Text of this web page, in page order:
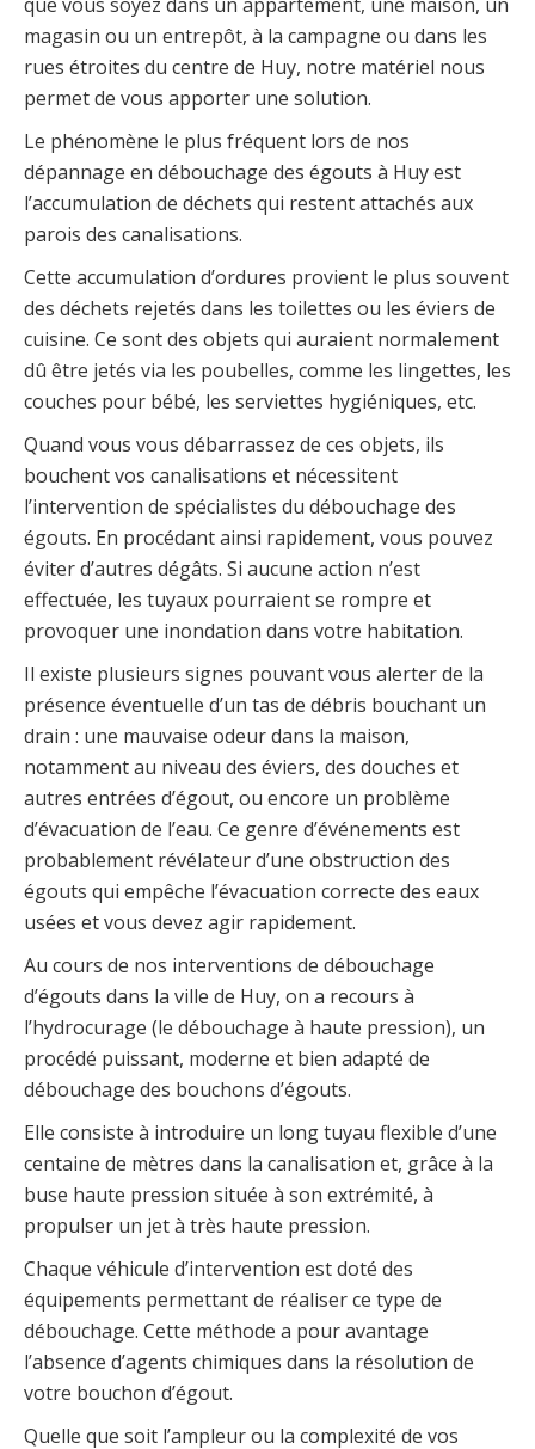
magasin ou un entrepôt, à la campagne ou dans les
rues étroites du centre de Huy, notre matériel nous
permet de vous apporter une solution.
Le phénomène le plus fréquent lors de nos
dépannage en débouchage des égouts à Huy est
l’accumulation de déchets qui restent attachés aux
parois des canalisations.
Cette accumulation d’ordures provient le plus souvent
des déchets rejetés dans les toilettes ou les éviers de
cuisine. Ce sont des objets qui auraient normalement
dû être jetés via les poubelles, comme les lingettes, les
couches pour bébé, les serviettes hygiéniques, etc.
Quand vous vous débarrassez de ces objets, ils
bouchent vos canalisations et nécessitent
l’intervention de spécialistes du débouchage des
égouts. En procédant ainsi rapidement, vous pouvez
éviter d’autres dégâts. Si aucune action n’est
effectuée, les tuyaux pourraient se rompre et
provoquer une inondation dans votre habitation.
Il existe plusieurs signes pouvant vous alerter de la
présence éventuelle d’un tas de débris bouchant un
drain : une mauvaise odeur dans la maison,
notamment au niveau des éviers, des douches et
autres entrées d’égout, ou encore un problème
d’évacuation de l’eau. Ce genre d’événements est
probablement révélateur d’une obstruction des
égouts qui empêche l’évacuation correcte des eaux
usées et vous devez agir rapidement.
Au cours de nos interventions de débouchage
d’égouts dans la ville de Huy, on a recours à
l’hydrocurage (le débouchage à haute pression), un
procédé puissant, moderne et bien adapté de
débouchage des bouchons d’égouts.
Elle consiste à introduire un long tuyau flexible d’une
centaine de mètres dans la canalisation et, grâce à la
buse haute pression située à son extrémité, à
propulser un jet à très haute pression.
Chaque véhicule d’intervention est doté des
équipements permettant de réaliser ce type de
débouchage. Cette méthode a pour avantage
l’absence d’agents chimiques dans la résolution de
votre bouchon d’égout.
Quelle que soit l’ampleur ou la complexité de vos